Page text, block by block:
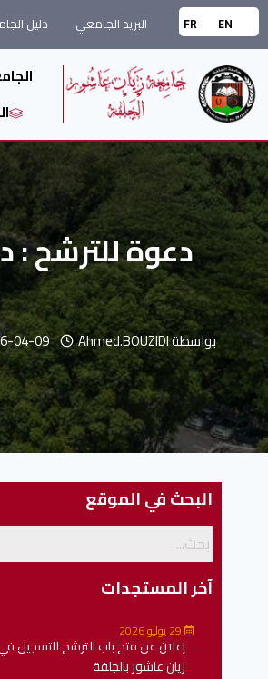
EN
FR البريد الجامعي دليل
دعوة للترشح :
بواسطةAhmed.BOUZIDI
04-09
البحث في الموقع
آخر المستجدات
إعلان عن فتح باب الترشح للتسجيل
زيان عاشور بالجلفة